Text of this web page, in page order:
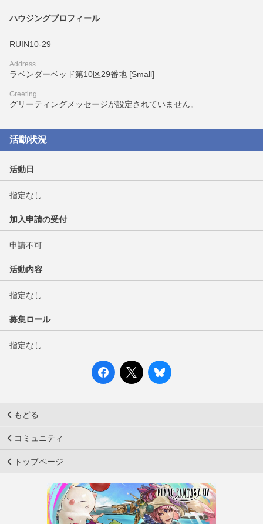
ハウジングプロフィール
RUIN10-29
Address
ラベンダーベッド第10区29番地 [Small]
Greeting
グリーティングメッセージが設定されていません。
活動状況
活動日
指定なし
加入申請の受付
申請不可
活動内容
指定なし
募集ロール
指定なし
もどる
コミュニティ
トップページ